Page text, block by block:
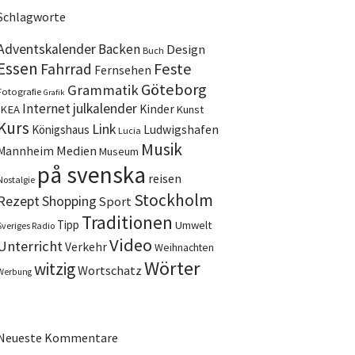
Backen Buch Design
Fahrrad Fernsehen Feste
Grafik GrammatikGöteborg
Internetjulkalender KinderKunst
Königshaus Link Lucia Ludwigshafen
Medien Museum Musik
på svenska reisen
Shopping Sport Stockholm
Radio Tipp Traditionen Umwelt
VerkehrVideo Weihnachten
witzigWortschatz Wörter
Kommentare